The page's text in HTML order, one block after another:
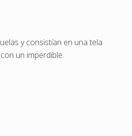
y consistían en una tela
un imperdible.